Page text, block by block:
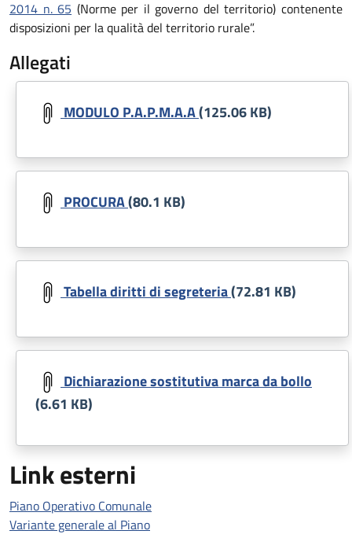
2014 n. 65 (Norme per il governo del territorio) contenente
disposizioni per la qualità del territorio rurale”.
Allegati
Document
MODULO P.A.P.M.A.A(125.06 KB)
Document
PROCURA(80.1 KB)
Document
Tabella diritti di segreteria(72.81 KB)
Document
Dichiarazione sostitutiva marca da bollo
(6.61 KB)
Link esterni
Piano Operativo Comunale
Variante generale al Piano